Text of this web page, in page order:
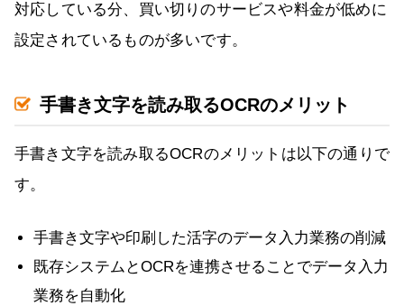
対応している分、買い切りのサービスや料金が低めに
設定されているものが多いです。
手書き文字を読み取るOCRのメリット
手書き文字を読み取るOCRのメリットは以下の通りで
す。
手書き文字や印刷した活字のデータ入力業務の削減
既存システムとOCRを連携させることでデータ入力
業務を自動化